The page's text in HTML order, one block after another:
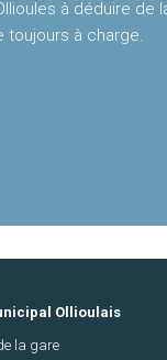
à déduire de
toujours à charge.
Ollioulais
la gare